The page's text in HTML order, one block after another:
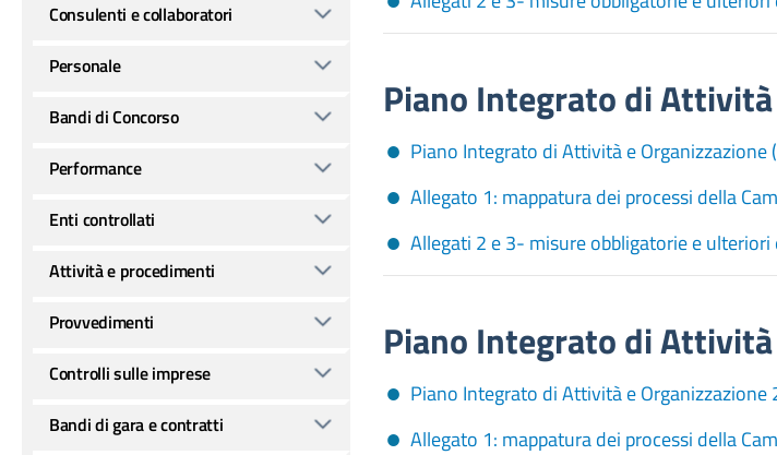
Piano Integrato di
Piano Integrato di Attività e Organizzazione
Allegato 1: mappatura dei processi della
Allegati 2 e 3- misure obbligatorie e ulteriori
Piano Integrato di
Piano Integrato di Attività e Organizzazione
Allegato 1: mappatura dei processi della
Consulenti e collaboratori
Personale
Bandi di Concorso
Performance
Enti controllati
Attività e procedimenti
Provvedimenti
Controlli sulle imprese
Bandi di gara e contratti